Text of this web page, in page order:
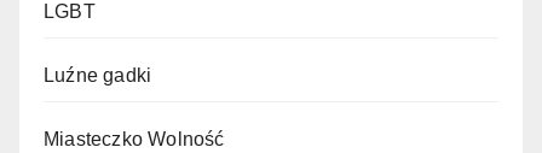
LGBT
Luźne gadki
Miasteczko Wolność